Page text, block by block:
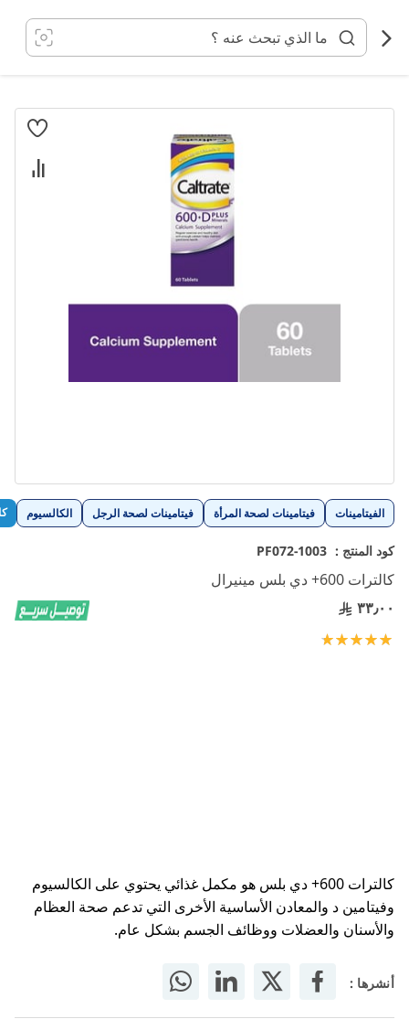
المحتوى
الفيتامينات فيتامينات لصحة المرأة فيتامينات لصحة الرجل الكالسيوم
كود المنتج : 1003-PF072
كالترات 600+ دي بلس مينيرال
٣٣٫٠٠
تقييم:
كالترات 600+ دي بلس هو مكمل غذائي يحتوي على الكالسيوم
وفيتامين د والمعادن الأساسية الأخرى التي تدعم صحة العظام
والأسنان والعضلات ووظائف الجسم بشكل عام.
أنشرها :
انتقل
تخطي
إلى
بداية
معرض
الصور